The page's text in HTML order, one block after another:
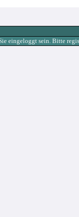
eingeloggt sein. Bitte